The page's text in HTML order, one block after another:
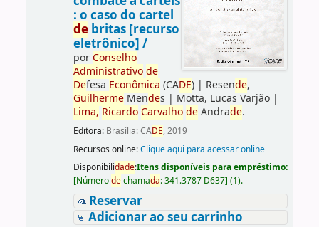
: o caso do cartel
debritas [recurso
eletrônico] /
porConselho
Administrativo de
Defesa Econômica (CADE)| Resende,
GuilhermeMendes | Motta, Lucas Varjão|
Lima, Ricardo Carvalho deAndrade.
Editora: Brasília: CADE, 2019
Recursos online:Clique aqui para acessar online
Disponibilidade:Itens disponíveis para empréstimo:
[Númerodechamada:341.3787 D637] (1).
Reservar
Adicionar ao seu carrinho